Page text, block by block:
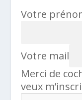
Votre
Votre mail
Merci de
veux